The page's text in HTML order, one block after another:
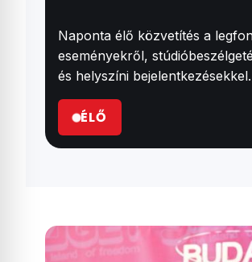
Naponta élő közvetítés a
eseményekről,
és helyszíni bejelentkezésekkel.
ÉLŐ